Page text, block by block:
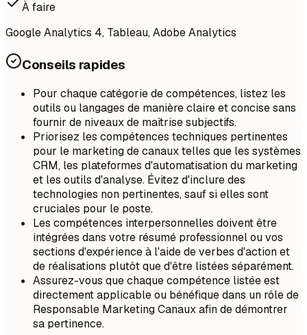
À faire
Google Analytics 4, Tableau, Adobe Analytics
Conseils rapides
Pour chaque catégorie de compétences, listez les
outils ou langages de manière claire et concise sans
fournir de niveaux de maîtrise subjectifs.
Priorisez les compétences techniques pertinentes
pour le marketing de canaux telles que les systèmes
CRM, les plateformes d'automatisation du marketing
et les outils d'analyse. Évitez d'inclure des
technologies non pertinentes, sauf si elles sont
cruciales pour le poste.
Les compétences interpersonnelles doivent être
intégrées dans votre résumé professionnel ou vos
sections d'expérience à l'aide de verbes d'action et
de réalisations plutôt que d'être listées séparément.
Assurez-vous que chaque compétence listée est
directement applicable ou bénéfique dans un rôle de
Responsable Marketing Canaux afin de démontrer
sa pertinence.